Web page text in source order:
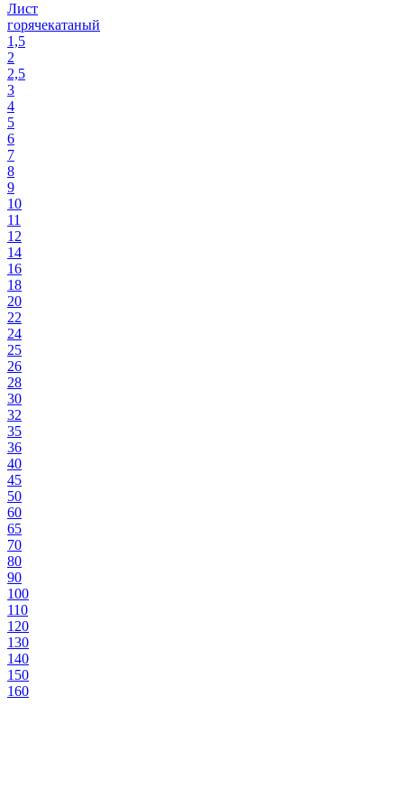
Лист
горячекатаный
1,5
2
2,5
3
4
5
6
7
8
9
10
11
12
14
16
18
20
22
24
25
26
28
30
32
35
36
40
45
50
60
65
70
80
90
100
110
120
130
140
150
160